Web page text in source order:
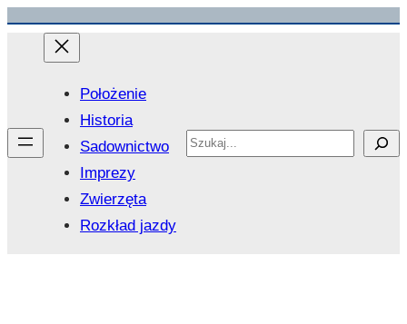
Przejdź
Położenie
Historia
Sadownictwo
Imprezy
Zwierzęta
Rozkład jazdy
Search